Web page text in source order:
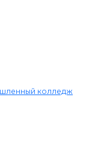
колледж